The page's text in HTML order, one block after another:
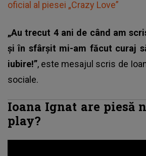
oficial al piesei „Crazy Love”
„Au trecut 4 ani de când am
și în sfârșit mi-am făcut curaj
iubire!”, este mesajul scris de
sociale.
Ioana Ignat are piesă
play?